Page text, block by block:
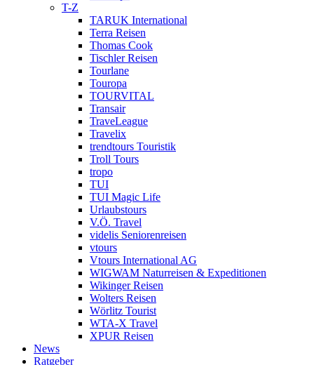
T-Z
TARUK International
Terra Reisen
Thomas Cook
Tischler Reisen
Tourlane
Touropa
TOURVITAL
Transair
TraveLeague
Travelix
trendtours Touristik
Troll Tours
tropo
TUI
TUI Magic Life
Urlaubstours
V.Ö. Travel
videlis Seniorenreisen
vtours
Vtours International AG
WIGWAM Naturreisen & Expeditionen
Wikinger Reisen
Wolters Reisen
Wörlitz Tourist
WTA-X Travel
XPUR Reisen
News
Ratgeber